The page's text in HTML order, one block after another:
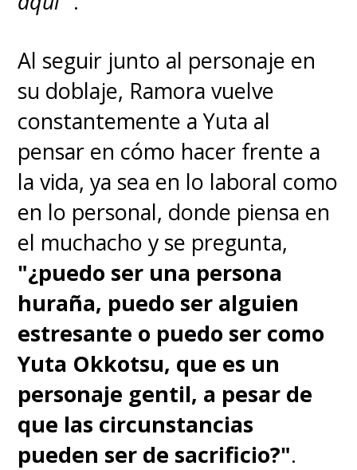
Al seguir junto al personaje en
su doblaje, Ramora vuelve
constantemente a Yuta al
pensar en cómo hacer frente a
la vida, ya sea en lo laboral como
en lo personal, donde piensa en
el muchacho y se pregunta,
"¿puedo ser una persona
huraña, puedo ser alguien
estresante o puedo ser como
Yuta Okkotsu, que es un
personaje gentil, a pesar de
que las circunstancias
pueden ser de sacrificio?".